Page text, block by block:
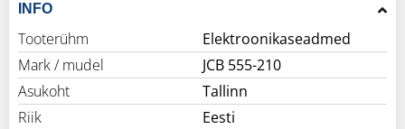
INFO
Tooterühm
Elektroonikaseadmed
Mark / mudel
JCB 555-210
Asukoht
Tallinn
Riik
Eesti